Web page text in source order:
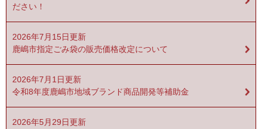
ださい！
2026年7月15日更新
鹿嶋市指定ごみ袋の販売価格改定について
2026年7月1日更新
令和8年度鹿嶋市地域ブランド商品開発等補助金
2026年5月29日更新